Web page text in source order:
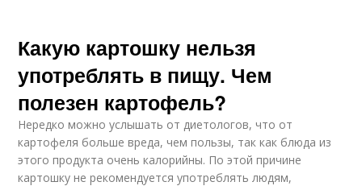
Какую картошку нельзя
употреблять в пищу. Чем
полезен картофель?
Нередко можно услышать от диетологов, что от
картофеля больше вреда, чем пользы, так как блюда из
этого продукта очень калорийны. По этой причине
картошку не рекомендуется употреблять людям,